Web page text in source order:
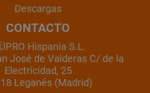
Descargas
CONTACTO
Hispania S.L.
José de Valderas C/ de la
Electricidad, 25
Leganés (Madrid)